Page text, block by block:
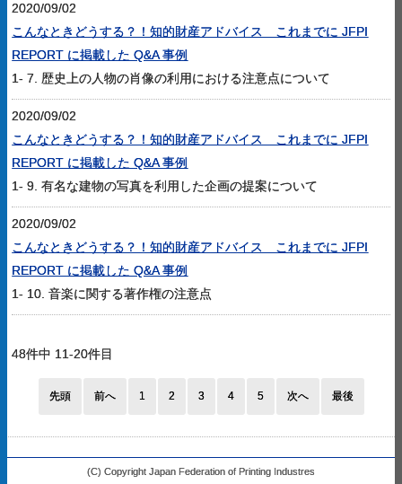
2020/09/02
こんなときどうする？！知的財産アドバイス これまでに JFPI
REPORT に掲載した Q&A 事例
1- 7. 歴史上の人物の肖像の利用における注意点について
2020/09/02
こんなときどうする？！知的財産アドバイス これまでに JFPI
REPORT に掲載した Q&A 事例
1- 9. 有名な建物の写真を利用した企画の提案について
2020/09/02
こんなときどうする？！知的財産アドバイス これまでに JFPI
REPORT に掲載した Q&A 事例
1- 10. 音楽に関する著作権の注意点
48件中 11-20件目
先頭 前へ 1 2 3 4 5 次へ 最後
(C) Copyright Japan Federation of Printing Industres